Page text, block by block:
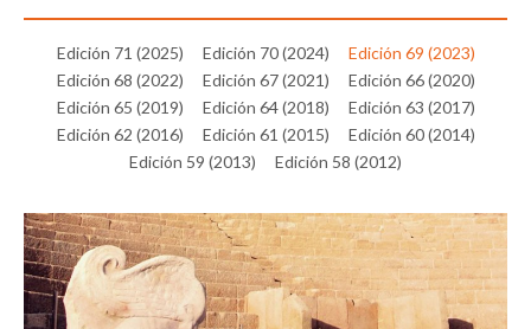
Edición 71 (2025) Edición 70 (2024)
Edición 69 (2023)
Edición 68 (2022)
Edición 67 (2021)
Edición 66 (2020)
Edición 65 (2019)
Edición 64 (2018)
Edición 63 (2017)
Edición 62 (2016)
Edición 61 (2015)
Edición 60 (2014)
Edición 59 (2013)
Edición 58 (2012)